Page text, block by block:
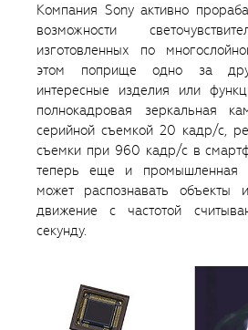
Компания Sony активно
возможности
изготовленных по
этом поприще одно за
интересные изделия или
полнокадровая зеркальная
серийной съемкой 20 кадр/с,
съемки при 960 кадр/с в
теперь еще и промышленная
может распознавать объекты
движение с частотой
секунду.